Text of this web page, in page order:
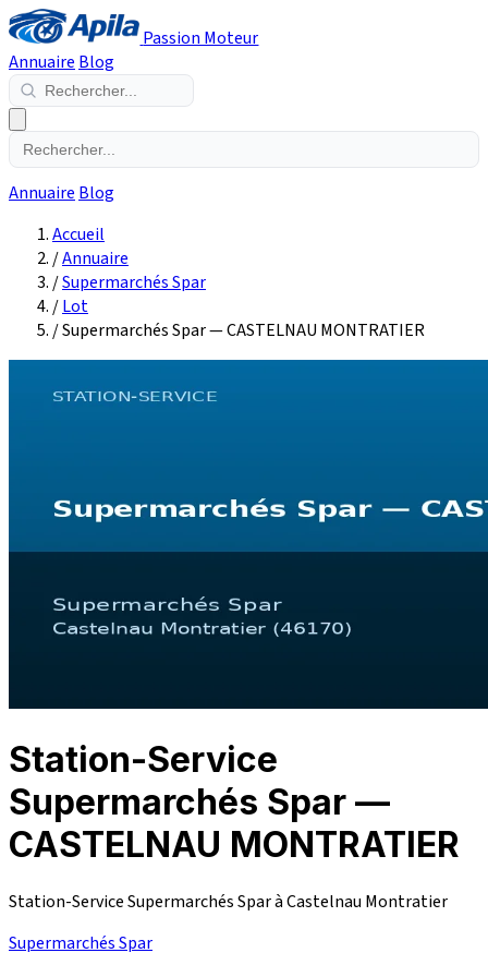
Passion Moteur
Annuaire Blog
Annuaire Blog
Accueil
/Annuaire
/Supermarchés Spar
/Lot
/Supermarchés Spar — CASTELNAU MONTRATIER
Station-Service
Supermarchés Spar —
CASTELNAU MONTRATIER
Station-Service Supermarchés Spar à Castelnau Montratier
Supermarchés Spar